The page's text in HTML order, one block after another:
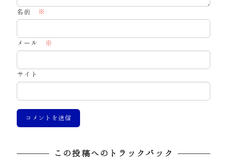
名前 ※
メール ※
サイト
この投稿へのトラックバック